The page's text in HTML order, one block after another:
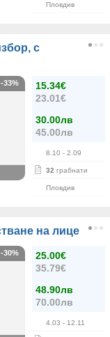
Пловдив
с
15.34€
23.01€
30.00лв
45.00лв
8.10 - 2.09
32 грабнати
Пловдив
-33%
на лице
25.00€
35.79€
48.90лв
70.00лв
4.03 - 12.11
-30%